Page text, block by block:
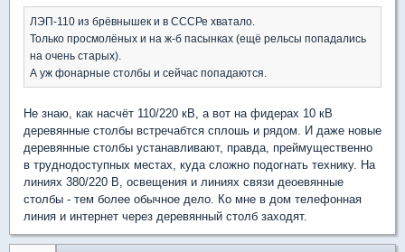
ЛЭП-110 из брёвнышек и в СССРе хватало.
Только просмолёных и на ж-б пасынках (ещё рельсы попадались
на очень старых).
А уж фонарные столбы и сейчас попадаются.
Не знаю, как насчёт 110/220 кВ, а вот на фидерах 10 кВ
деревянные столбы встречабтся сплошь и рядом. И даже новые
деревянные столбы устанавливают, правда, преймущественно
в труднодоступных местах, куда сложно подогнать технику. На
линиях 380/220 В, освещения и линиях связи деоевянные
столбы - тем более обычное дело. Ко мне в дом телефонная
линия и интернет через деревянный столб заходят.